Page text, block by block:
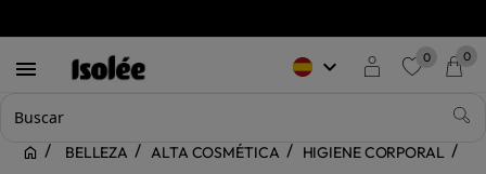
 keyboard_arrow_down 0 0
BELLEZA ALTA COSMÉTICA
HIGIENE CORPORAL